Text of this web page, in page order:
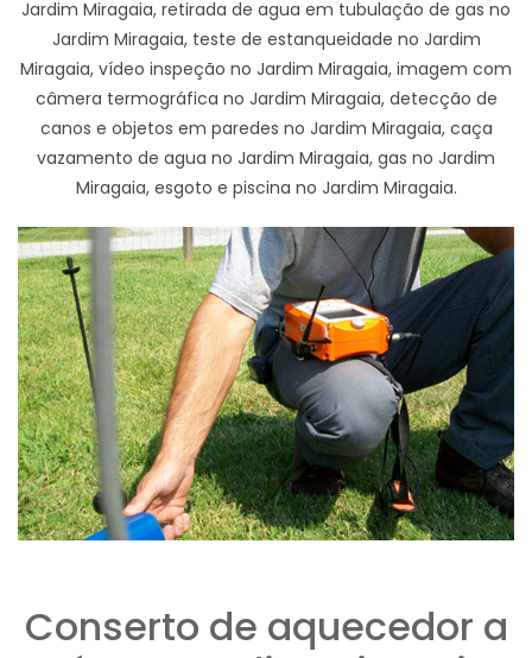
Jardim Miragaia, retirada de agua em tubulação de gas no
Jardim Miragaia, teste de estanqueidade no Jardim
Miragaia, vídeo inspeção no Jardim Miragaia, imagem com
câmera termográfica no Jardim Miragaia, detecção de
canos e objetos em paredes no Jardim Miragaia, caça
vazamento de agua no Jardim Miragaia, gas no Jardim
Miragaia, esgoto e piscina no Jardim Miragaia.
Conserto de aquecedor a